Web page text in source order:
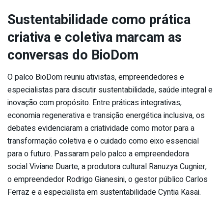
Sustentabilidade como prática
criativa e coletiva marcam as
conversas do BioDom
O palco BioDom reuniu ativistas, empreendedores e
especialistas para discutir sustentabilidade, saúde integral e
inovação com propósito. Entre práticas integrativas,
economia regenerativa e transição energética inclusiva, os
debates evidenciaram a criatividade como motor para a
transformação coletiva e o cuidado como eixo essencial
para o futuro. Passaram pelo palco a empreendedora
social Viviane Duarte, a produtora cultural Ranuzya Cugnier,
o empreendedor Rodrigo Gianesini, o gestor público Carlos
Ferraz e a especialista em sustentabilidade Cyntia Kasai.